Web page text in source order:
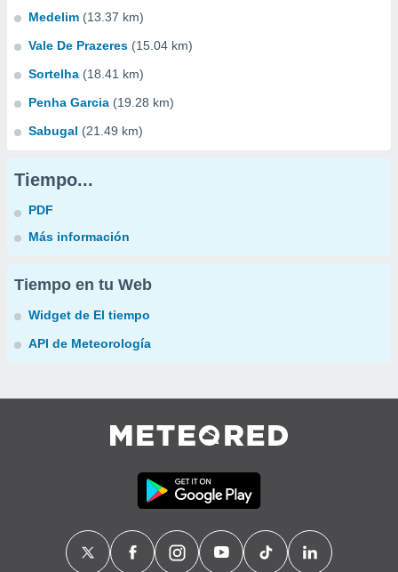
Medelim (13.37 km)
Vale De Prazeres (15.04 km)
Sortelha (18.41 km)
Penha Garcia (19.28 km)
Sabugal (21.49 km)
Tiempo...
PDF
Más información
Tiempo en tu Web
Widget de El tiempo
API de Meteorología